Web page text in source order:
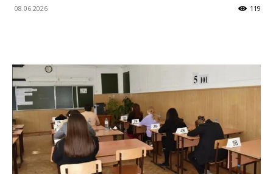
08.06.2026 119